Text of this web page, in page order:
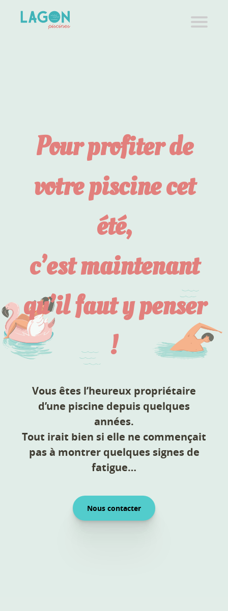
Pour profiter de
votre piscine cet
été,
c’est maintenant
qu’il faut y penser
!
Vous êtes l’heureux propriétaire
d’une piscine depuis quelques
années.
Tout irait bien si elle ne commençait
pas à montrer quelques signes de
fatigue…
Nous contacter